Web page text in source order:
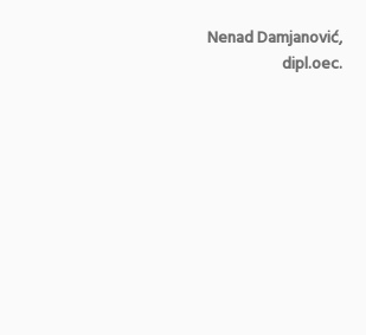
Damjanović,
dipl.oec.